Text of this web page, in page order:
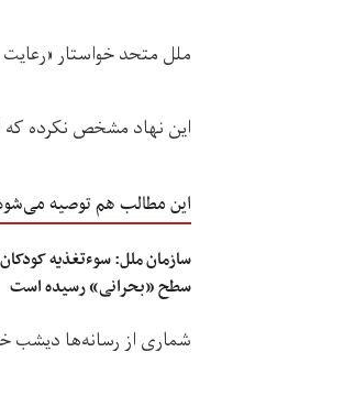
ملل متحد خواستار
این نهاد مشخص نکرده که
این مطالب هم توصیه
سطح «بحرانی» رسیده است
شماری از رسانه‌ها دیشب